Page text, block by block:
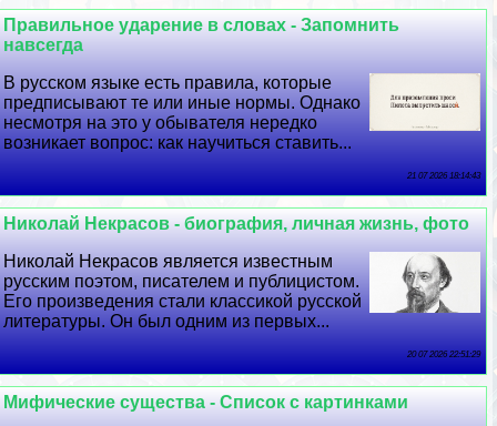
Правильное ударение в словах - Запомнить
навсегда
В русском языке есть правила, которые
предписывают те или иные нормы. Однако
несмотря на это у обывателя нередко
возникает вопрос: как научиться ставить...
21 07 2026 18:14:43
Николай Некрасов - биография, личная жизнь, фото
Николай Некрасов является известным
русским поэтом, писателем и публицистом.
Его произведения стали классикой русской
литературы. Он был одним из первых...
20 07 2026 22:51:29
Мифические существа - Список с картинками